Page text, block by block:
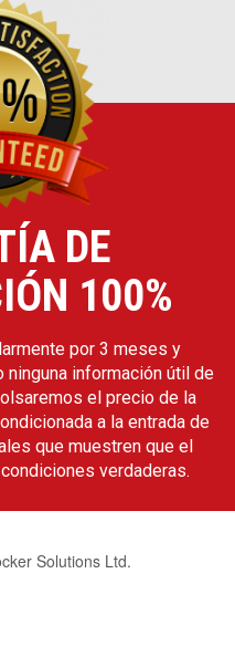
DE
100%
por 3 meses y
información útil de
el precio de la
a la entrada de
que muestren que el
verdaderas.
Solutions Ltd.